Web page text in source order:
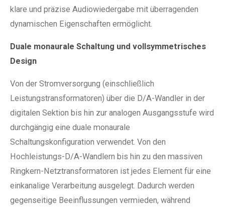
klare und präzise Audiowiedergabe mit überragenden
dynamischen Eigenschaften ermöglicht.
Duale monaurale Schaltung und vollsymmetrisches
Design
Von der Stromversorgung (einschließlich
Leistungstransformatoren) über die D/A-Wandler in der
digitalen Sektion bis hin zur analogen Ausgangsstufe wird
durchgängig eine duale monaurale
Schaltungskonfiguration verwendet. Von den
Hochleistungs-D/A-Wandlern bis hin zu den massiven
Ringkern-Netztransformatoren ist jedes Element für eine
einkanalige Verarbeitung ausgelegt. Dadurch werden
gegenseitige Beeinflussungen vermieden, während